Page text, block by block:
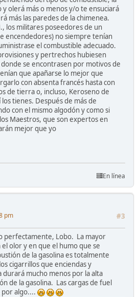
y olerá más o menos y/o te ensuciará
más las paredes de la chimenea.
los militares poseedores de un
encendedores) no siempre tenían
el combustible adecuado.
y pertrechos hubiesen
donde se encontrasen por motivos de
que apañarse lo mejor que
con absenta francés hasta con
de tierra o, incluso, Keroseno de
los tienes. Después de más de
con el mismo algodón y como si
Maestros, que son expertos en
mejor que yo
En línea
#3
pm
perfectamente, Lobo. La mayor
olor y en que el humo que se
de la gasolina es totalmente
cigarrillos que enciendas y
mucho menos por la alta
de la gasolina. Las cargas de fuel
algo....